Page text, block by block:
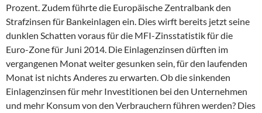
Prozent. Zudem führte die Europäische Zentralbank den
Strafzinsen für Bankeinlagen ein. Dies wirft bereits jetzt seine
dunklen Schatten voraus für die MFI-Zinsstatistik für die
Euro-Zone für Juni 2014. Die Einlagenzinsen dürften im
vergangenen Monat weiter gesunken sein, für den laufenden
Monat ist nichts Anderes zu erwarten. Ob die sinkenden
Einlagenzinsen für mehr Investitionen bei den Unternehmen
und mehr Konsum von den Verbrauchern führen werden? Dies